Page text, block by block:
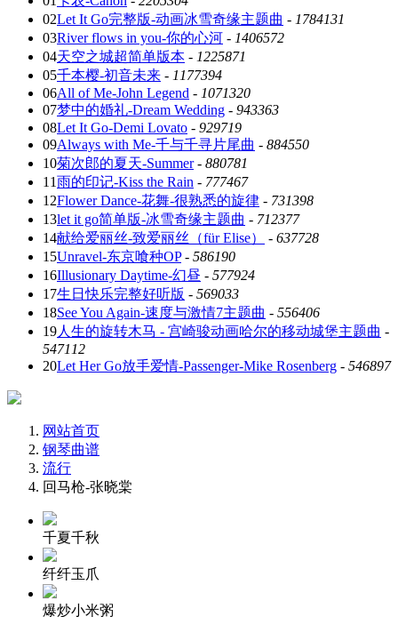
02Let It Go完整版-动画冰雪奇缘主题曲 - 1784131
03River flows in you-你的心河 - 1406572
04天空之城超简单版本 - 1225871
05千本樱-初音未来 - 1177394
06All of Me-John Legend - 1071320
07梦中的婚礼-Dream Wedding - 943363
08Let It Go-Demi Lovato - 929719
09Always with Me-千与千寻片尾曲 - 884550
10菊次郎的夏天-Summer- 880781
11雨的印记-Kiss the Rain - 777467
12Flower Dance-花舞-很熟悉的旋律 - 731398
13let it go简单版-冰雪奇缘主题曲 - 712377
14献给爱丽丝-致爱丽丝（für Elise） - 637728
15Unravel-东京喰种OP- 586190
16Illusionary Daytime-幻昼 - 577924
17生日快乐完整好听版 - 569033
18See You Again-速度与激情7主题曲 - 556406
19人生的旋转木马 - 宫崎骏动画哈尔的移动城堡主题曲 -
547112
20Let Her Go放手爱情-Passenger-Mike Rosenberg - 546897
网站首页
钢琴曲谱
流行
回马枪-张晓棠
千夏千秋
纤纤玉爪
爆炒小米粥